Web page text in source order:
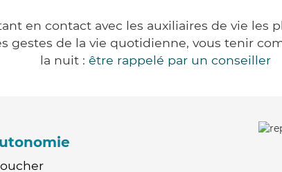
en contact avec les auxiliaires de vie les
gestes de la vie quotidienne, vous tenir
la nuit : être rappelé par un conseiller